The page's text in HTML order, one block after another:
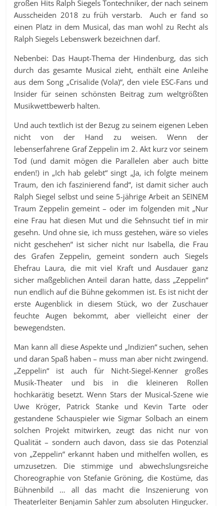
großen Hits Ralph Siegels Tontechniker, der nach seinem
Ausscheiden 2018 zu früh verstarb. Auch er fand so
einen Platz in dem Musical, das man wohl zu Recht als
Ralph Siegels Lebenswerk bezeichnen darf.
Nebenbei: Das Haupt-Thema der Hindenburg, das sich
durch das gesamte Musical zieht, enthält eine Anleihe
aus dem Song „Crisalide (Vola)“, den viele ESC-Fans und
Insider für seinen schönsten Beitrag zum weltgrößten
Musikwettbewerb halten.
Und auch textlich ist der Bezug zu seinem eigenen Leben
nicht von der Hand zu weisen. Wenn der
lebenserfahrene Graf Zeppelin im 2. Akt kurz vor seinem
Tod (und damit mögen die Parallelen aber auch bitte
enden!) in „Ich hab gelebt“ singt „Ja, ich folgte meinem
Traum, den ich faszinierend fand“, ist damit sicher auch
Ralph Siegel selbst und seine 5-jährige Arbeit an SEINEM
Traum Zeppelin gemeint – oder im folgenden mit „Nur
eine Frau hat diesen Mut und die Sehnsucht tief in mir
gesehn. Und ohne sie, ich muss gestehen, wäre so vieles
nicht geschehen“ ist sicher nicht nur Isabella, die Frau
des Grafen Zeppelin, gemeint sondern auch Siegels
Ehefrau Laura, die mit viel Kraft und Ausdauer ganz
sicher maßgeblichen Anteil daran hatte, dass „Zeppelin“
nun endlich auf die Bühne gekommen ist. Es ist nicht der
erste Augenblick in diesem Stück, wo der Zuschauer
feuchte Augen bekommt, aber vielleicht einer der
bewegendsten.
Man kann all diese Aspekte und „Indizien“ suchen, sehen
und daran Spaß haben – muss man aber nicht zwingend.
„Zeppelin“ ist auch für Nicht-Siegel-Kenner großes
Musik-Theater und bis in die kleineren Rollen
hochkarätig besetzt. Wenn Stars der Musical-Szene wie
Uwe Kröger, Patrick Stanke und Kevin Tarte oder
gestandene Schauspieler wie Sigmar Solbach an einem
solchen Projekt mitwirken, zeugt das nicht nur von
Qualität – sondern auch davon, dass sie das Potenzial
von „Zeppelin“ erkannt haben und mithelfen wollen, es
umzusetzen. Die stimmige und abwechslungsreiche
Choreographie von Stefanie Gröning, die Kostüme, das
Bühnenbild … all das macht die Inszenierung von
Theaterleiter Benjamin Sahler zum absoluten Hingucker.